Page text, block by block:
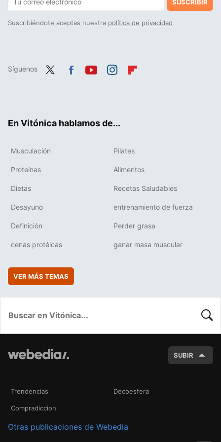
SUSCRIBIR
Suscribiéndote aceptas nuestra política de privacidad
Síguenos
En Vitónica hablamos de...
Musculación Pilates
Proteínas Alimentos
Dietas Recetas Saludables
Desayuno entrenamiento de fuerza
Definición Perder grasa
cenas protéicas ganar masa muscular
VER MÁS TEMAS
SUBIR
Trendencias Decoesfera
Compradiccion
Otras publicaciones de Webedia